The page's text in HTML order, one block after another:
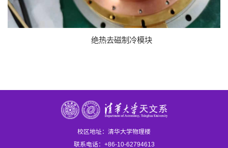
绝热去磁制冷模块
校区地址：清华大学物理楼
联系电话：+86-10-62794613